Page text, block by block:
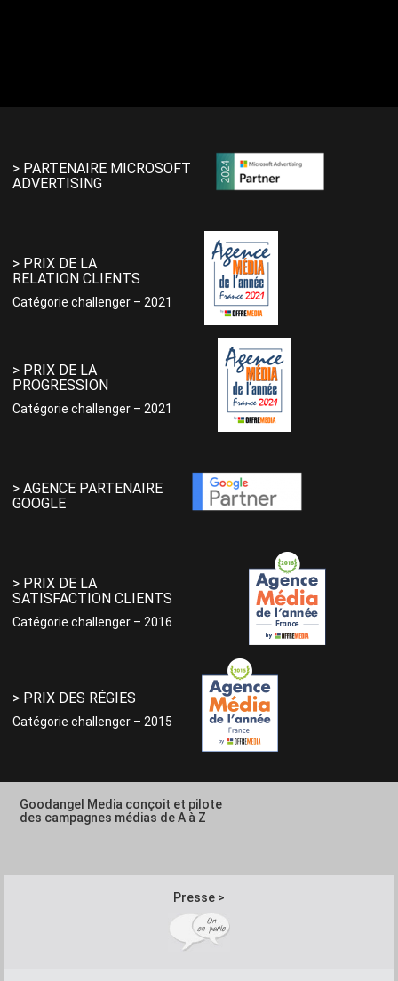
> PARTENAIRE MICROSOFT
ADVERTISING
> PRIX DE LA
RELATION CLIENTS
Catégorie challenger – 2021
> PRIX DE LA
PROGRESSION
Catégorie challenger – 2021
> AGENCE PARTENAIRE
GOOGLE
> PRIX DE LA
SATISFACTION CLIENTS
Catégorie challenger – 2016
> PRIX DES RÉGIES
Catégorie challenger – 2015
Goodangel Media conçoit et pilote
des campagnes médias de A à Z
Presse >